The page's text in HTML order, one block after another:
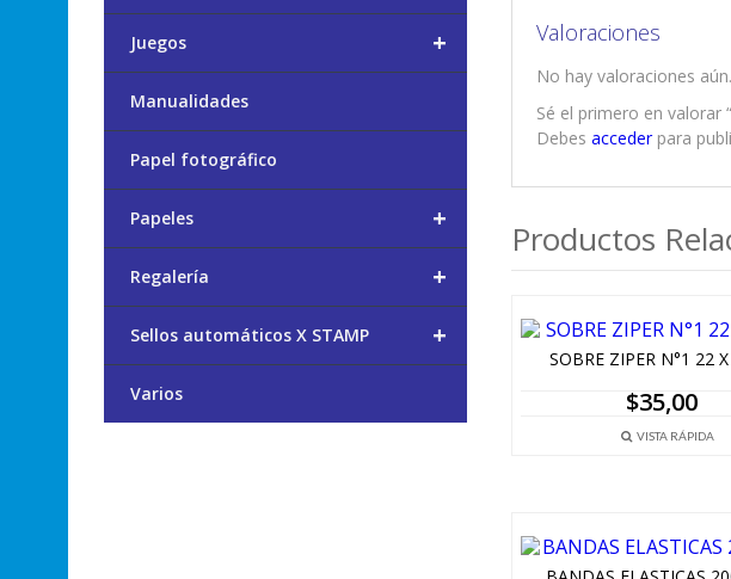
Valoraciones
No hay valoraciones aún.
Sé el primero en valorar
Debes accederpara
Productos
SOBRE ZIPER N°1 22
$35,00
VISTA RÁPIDA
+
Juegos
Manualidades
Papel fotográfico
+
Papeles
+
Regalería
+
Sellos automáticos X STAMP
Varios